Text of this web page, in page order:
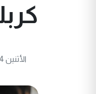
الأثنين 24 آذار 2025